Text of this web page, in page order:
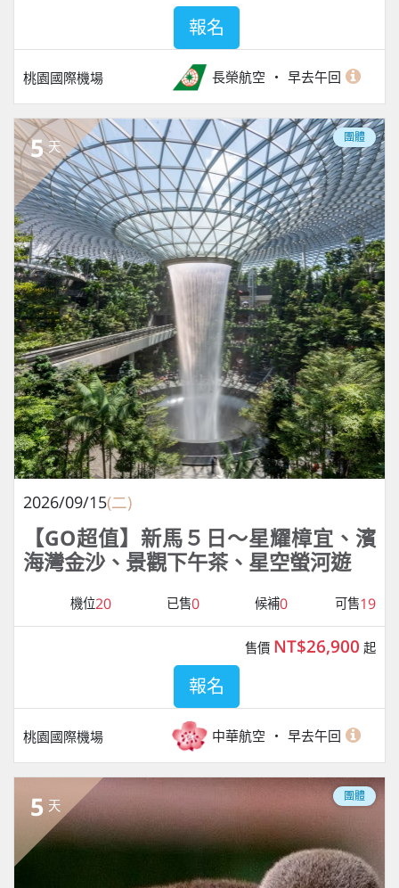
桃園國際機場 長榮航空 早去午回
報名
5 天
團體
2026/09/15(二)
【GO超值】新馬５日～星耀樟宜、濱
海灣金沙、景觀下午茶、星空螢河遊
機位20 已售0 候補0 可售19
桃園國際機場 中華航空 早去午回
售價 NT$26,900 起
報名
5 天
團體